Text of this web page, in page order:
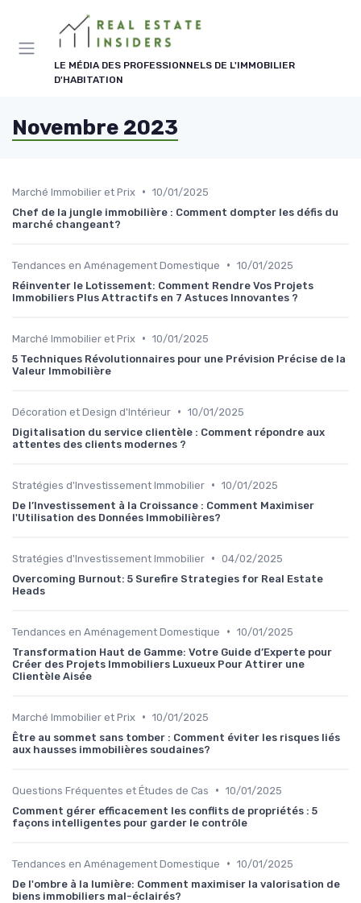
LE MÉDIA DES PROFESSIONNELS DE L'IMMOBILIER
D'HABITATION
Novembre 2023
Marché Immobilier et Prix • 10/01/2025
Chef de la jungle immobilière : Comment dompter les défis du
marché changeant?
Tendances en Aménagement Domestique • 10/01/2025
Réinventer le Lotissement: Comment Rendre Vos Projets
Immobiliers Plus Attractifs en 7 Astuces Innovantes ?
Marché Immobilier et Prix • 10/01/2025
5 Techniques Révolutionnaires pour une Prévision Précise de la
Valeur Immobilière
Décoration et Design d'Intérieur • 10/01/2025
Digitalisation du service clientèle : Comment répondre aux
attentes des clients modernes ?
Stratégies d'Investissement Immobilier • 10/01/2025
De l’Investissement à la Croissance : Comment Maximiser
l'Utilisation des Données Immobilières?
Stratégies d'Investissement Immobilier • 04/02/2025
Overcoming Burnout: 5 Surefire Strategies for Real Estate
Heads
Tendances en Aménagement Domestique • 10/01/2025
Transformation Haut de Gamme: Votre Guide d’Experte pour
Créer des Projets Immobiliers Luxueux Pour Attirer une
Clientèle Aisée
Marché Immobilier et Prix • 10/01/2025
Être au sommet sans tomber : Comment éviter les risques liés
aux hausses immobilières soudaines?
Questions Fréquentes et Études de Cas • 10/01/2025
Comment gérer efficacement les conflits de propriétés : 5
façons intelligentes pour garder le contrôle
Tendances en Aménagement Domestique • 10/01/2025
De l'ombre à la lumière: Comment maximiser la valorisation de
biens immobiliers mal-éclairés?